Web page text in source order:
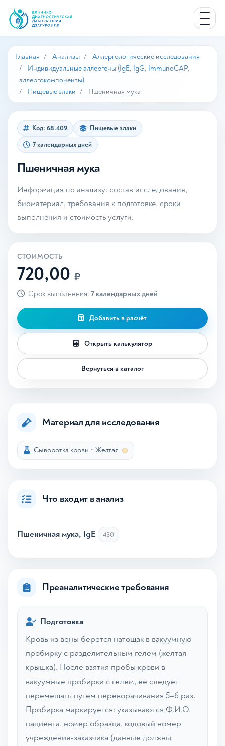
Главная Анализы
Аллергологические исследования
Индивидуальные аллергены (IgE, IgG, ImmunoCAP,
аллергокомпоненты)
Пищевые злаки
Пшеничная мука
Код: 68.409
Пищевые злаки
7 календарных дней
Пшеничная мука
Информация по анализу: состав исследования,
биоматериал, требования к подготовке, сроки
выполнения и стоимость услуги.
СТОИМОСТЬ
720,00 ₽
Срок выполнения: 7 календарных дней
Добавить в расчёт
Открыть калькулятор
Вернуться в каталог
Материал для исследования
Сыворотка крови • Желтая
Что входит в анализ
Пшеничная мука, IgE 430
Преаналитические требования
Подготовка
Кровь из вены берется натощак в вакуумную
пробирку с разделительным гелем (желтая
крышка). После взятия пробы крови в
вакуумные пробирки с гелем, ее следует
перемешать путем переворачивания 5–6 раз.
Пробирка маркируется: указываются Ф.И.О.
пациента, номер образца, кодовый номер
учреждения-заказчика (данные должны